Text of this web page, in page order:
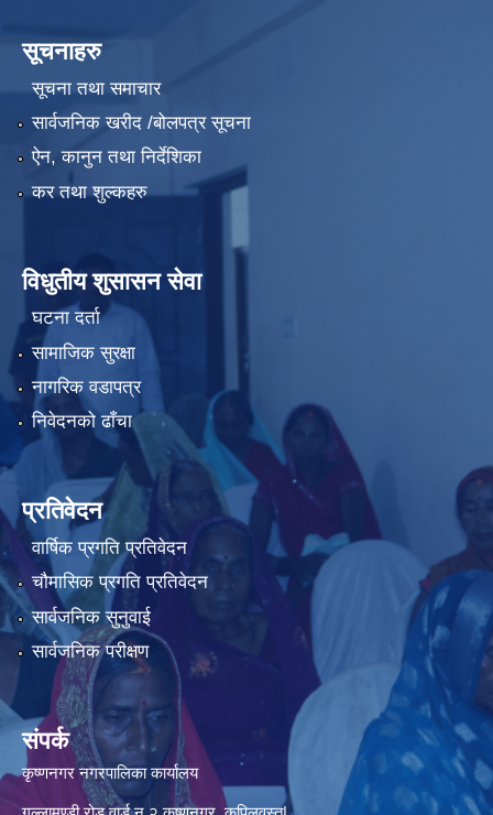
सूचनाहरु
सूचना तथा समाचार
सार्वजनिक खरीद /बोलपत्र सूचना
ऐन, कानुन तथा निर्देशिका
कर तथा शुल्कहरु
विधुतीय शुसासन सेवा
घटना दर्ता
सामाजिक सुरक्षा
नागरिक वडापत्र
निवेदनको ढाँचा
प्रतिवेदन
वार्षिक प्रगति प्रतिवेदन
चौमासिक प्रगति प्रतिवेदन
सार्वजनिक सुनुवाई
सार्वजनिक परीक्षण
संपर्क
कृष्णनगर नगरपालिका कार्यालय